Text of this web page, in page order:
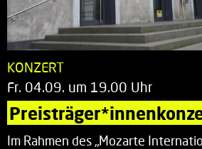
KONZERT
Fr. 04.09. um 19.00 Uhr
Im Rahmen des „Mozarte